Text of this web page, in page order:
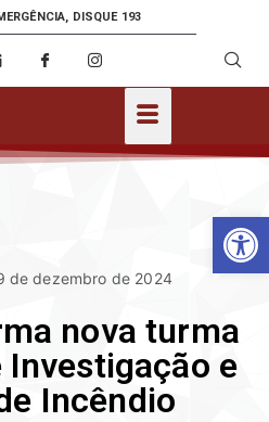
DISQUE 193
de dezembro de 2024
nova turma
Investigação e
Incêndio